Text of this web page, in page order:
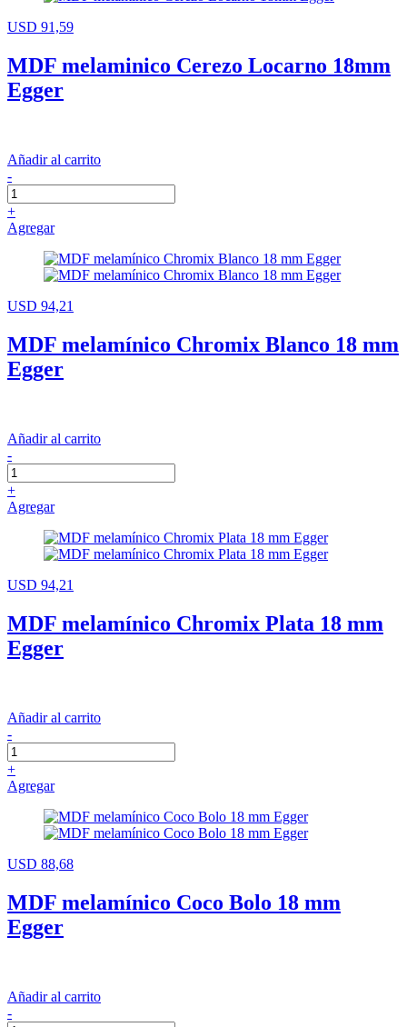
USD 91,59
MDF melaminico Cerezo Locarno 18mm
Egger
Añadir al carrito
-
+
Agregar
USD 94,21
MDF melamínico Chromix Blanco 18 mm
Egger
Añadir al carrito
-
+
Agregar
USD 94,21
MDF melamínico Chromix Plata 18 mm
Egger
Añadir al carrito
-
+
Agregar
USD 88,68
MDF melamínico Coco Bolo 18 mm
Egger
Añadir al carrito
-